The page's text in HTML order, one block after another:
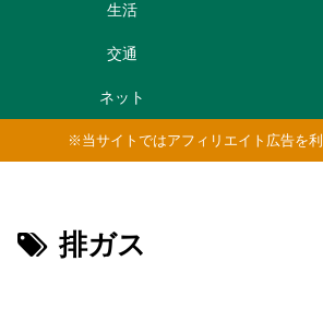
生活
交通
ネット
※当サイトではアフィリエイト広告を利
排ガス